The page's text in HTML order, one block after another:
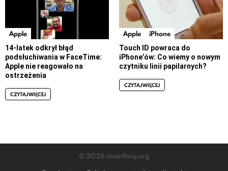
Apple
14-latek odkrył błąd
podsłuchiwania w FaceTime:
Apple nie reagowało na
ostrzeżenia
CZYTAJ WIĘCEJ
Apple iPhone
Touch ID powraca do
iPhone’ów: Co wiemy o nowym
czytniku linii papilarnych?
CZYTAJ WIĘCEJ
© 2026 smartfony.org